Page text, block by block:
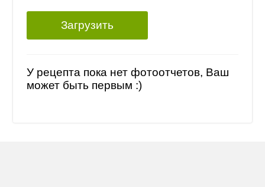
Загрузить
У рецепта пока нет фотоотчетов, Ваш
может быть первым :)